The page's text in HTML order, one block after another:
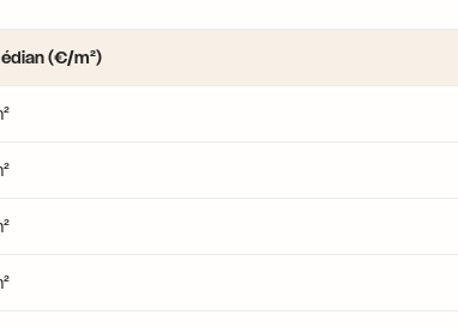
(€/m²)